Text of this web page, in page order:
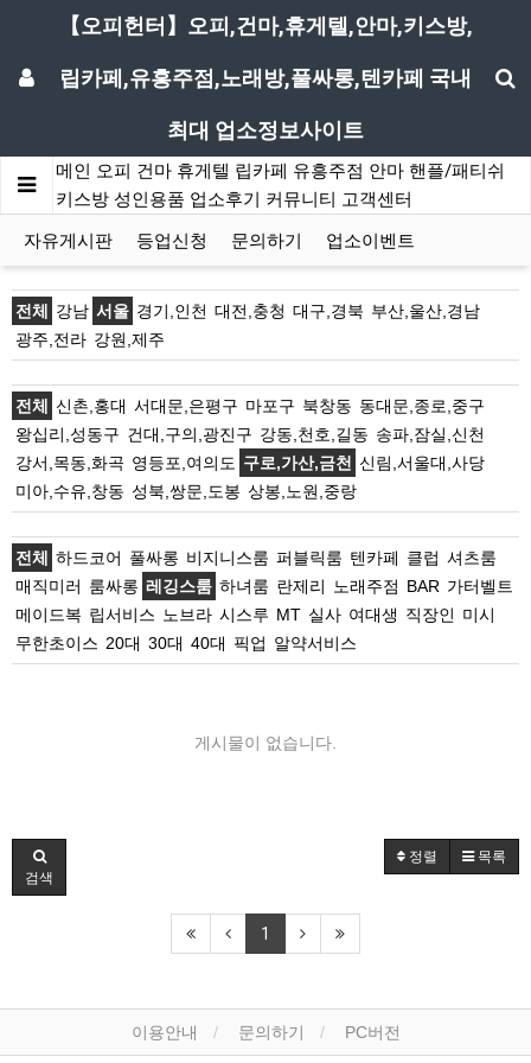
【오피헌터】오피,건마,휴게텔,안마,키스방,
립카페,유흥주점,노래방,풀싸롱,텐카페 국내
최대 업소정보사이트
메인 오피 건마 휴게텔 립카페 유흥주점 안마 핸플/패티쉬
키스방 성인용품 업소후기 커뮤니티 고객센터
자유게시판
등업신청 문의하기 업소이벤트
전체 강남 서울 경기,인천 대전,충청 대구,경북 부산,울산,경남
광주,전라 강원,제주
전체 신촌,홍대 서대문,은평구 마포구 북창동 동대문,종로,중구
왕십리,성동구 건대,구의,광진구 강동,천호,길동 송파,잠실,신천
강서,목동,화곡 영등포,여의도 구로,가산,금천
신림,서울대,사당
미아,수유,창동 성북,쌍문,도봉 상봉,노원,중랑
전체 하드코어 풀싸롱 비지니스룸 퍼블릭룸 텐카페 클럽 셔츠룸
매직미러 룸싸롱 레깅스룸 하녀룸 란제리 노래주점 BAR 가터벨트
메이드복 립서비스 노브라 시스루 MT 실사 여대생 직장인 미시
무한초이스 20대 30대 40대 픽업 알약서비스
게시물이 없습니다.
정렬
목록
검색
1
이용안내 문의하기 PC버전